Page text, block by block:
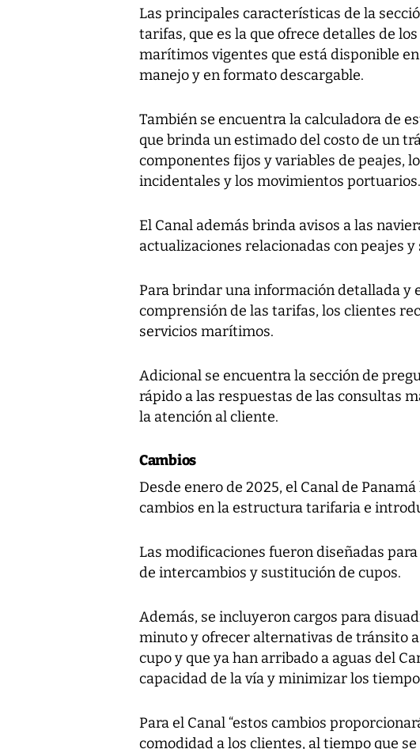
Las principales características de la
tarifas, que es la que ofrece detalles de
marítimos vigentes que está disponible
manejo y en formato descargable.
También se encuentra la calculadora de
que brinda un estimado del costo de un
componentes fijos y variables de peajes,
incidentales y los movimientos portuarios.
El Canal además brinda avisos a las
actualizaciones relacionadas con peajes
Para brindar una información detallada y
comprensión de las tarifas, los clientes
servicios marítimos.
Adicional se encuentra la sección de
rápido a las respuestas de las consultas
la atención al cliente.
Cambios
Desde enero de 2025, el Canal de
cambios en la estructura tarifaria e
Las modificaciones fueron diseñadas
de intercambios y sustitución de cupos.
Además, se incluyeron cargos para
minuto y ofrecer alternativas de tránsito
cupo y que ya han arribado a aguas del
capacidad de la vía y minimizar los
Para el Canal “estos cambios
comodidad a los clientes, al tiempo que